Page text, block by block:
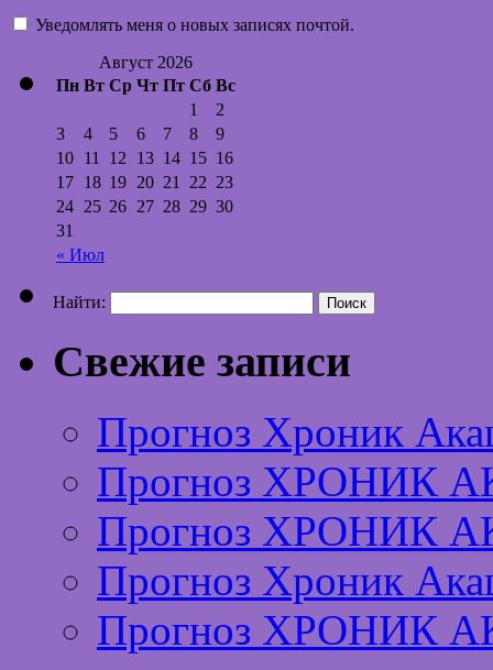
Уведомлять меня о новых записях почтой.
Август 2026
Пн Вт Ср Чт Пт Сб Вс
« Июл
1
2
3
4 5 6 7 8
9
10 11 12 13 14 15 16
17 18 19 20 21 22 23
24 25 26 27 28 29 30
31
Найти:
Свежие записи
Прогноз Хроник
Прогноз ХРОНИК
Прогноз ХРОНИК
Прогноз Хроник
Прогноз ХРОНИК